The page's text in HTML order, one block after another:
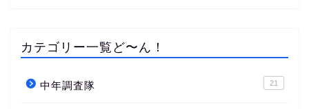
カテゴリー一覧ど〜ん！
中年調査隊 21